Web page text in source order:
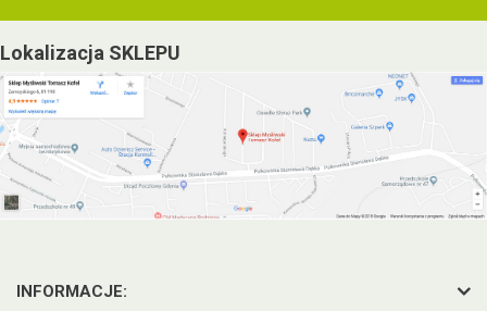
Lokalizacja SKLEPU
INFORMACJE: